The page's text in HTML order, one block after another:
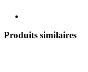
Produits similaires